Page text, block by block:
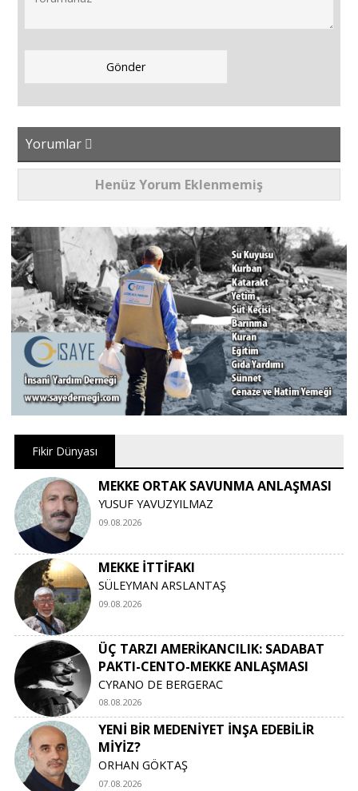
Yorumlar
Henüz Yorum Eklenmemiş
Fikir Dünyası
MEKKE ORTAK SAVUNMA ANLAŞMASI
YUSUF YAVUZYILMAZ
09.08.2026
MEKKE İTTİFAKI
SÜLEYMAN ARSLANTAŞ
09.08.2026
ÜÇ TARZI AMERİKANCILIK: SADABAT
PAKTI-CENTO-MEKKE ANLAŞMASI
CYRANO DE BERGERAC
08.08.2026
YENİ BİR MEDENİYET İNŞA EDEBİLİR
MİYİZ?
ORHAN GÖKTAŞ
07.08.2026